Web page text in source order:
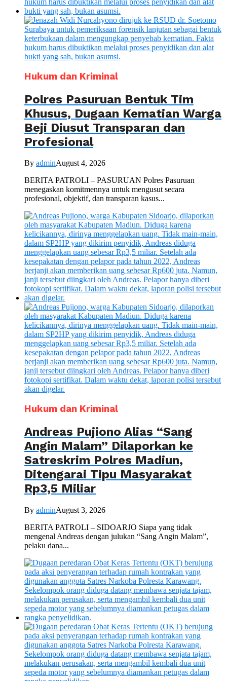
Hukum dan Kriminal
Polres Pasuruan Bentuk Tim
Khusus, Dugaan Kematian Warga
Beji Diusut Transparan dan
Profesional
By adminAugust 4, 2026
BERITA PATROLI – PASURUAN Polres Pasuruan
menegaskan komitmennya untuk mengusut secara
profesional, objektif, dan transparan kasus...
Hukum dan Kriminal
Andreas Pujiono Alias “Sang
Angin Malam” Dilaporkan ke
Satreskrim Polres Madiun,
Ditengarai Tipu Masyarakat
Rp3,5 Miliar
By adminAugust 3, 2026
BERITA PATROLI – SIDOARJO Siapa yang tidak
mengenal Andreas dengan julukan “Sang Angin Malam”,
pelaku dana...